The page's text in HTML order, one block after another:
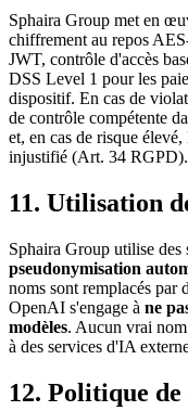
Sphaira Group met en
chiffrement au repos
JWT, contrôle d'accès
DSS Level 1 pour les
dispositif. En cas de
de contrôle compétente
et, en cas de risque élevé,
injustifié (Art. 34 RGPD).
11. Utilisation
Sphaira Group utilise
pseudonymisation
noms sont remplacés
OpenAI s'engage à ne
modèles. Aucun vrai
à des services d'IA
12. Politique